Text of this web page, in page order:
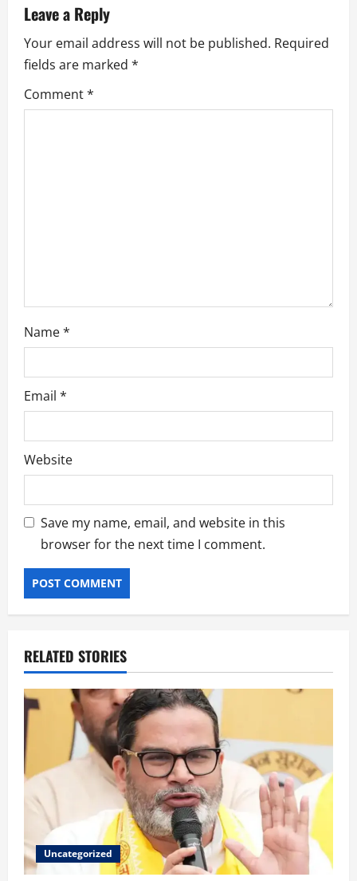
Leave a Reply
Your email address will not be published. Required
fields are marked *
Comment*
Name*
Email *
Website
Save my name, email, and website in this
browser for the next time I comment.
RELATED STORIES
Uncategorized